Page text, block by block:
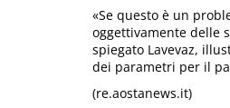
«Se questo è un
oggettivamente delle
spiegato Lavevaz,
dei parametri per il
(re.aostanews.it)